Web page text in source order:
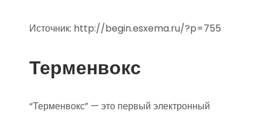
Источник: http://begin.esxema.ru/?p=755
Терменвокс
“Терменвокс” — это первый электронный